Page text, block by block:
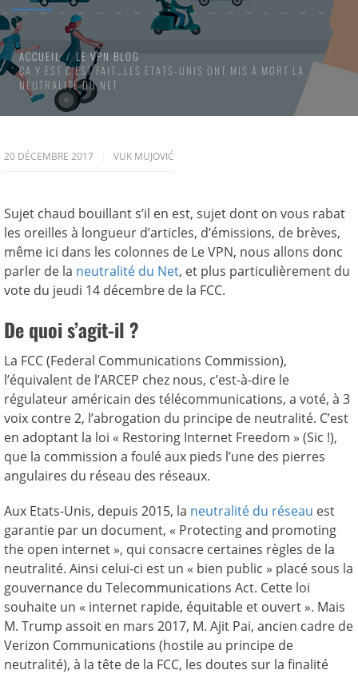
ACCUEIL
LE VPN BLOG
ÇA Y EST C’EST FAIT…LES ETATS-UNIS ONT MIS À MORT LA
NEUTRALITÉ DU NET
20 DÉCEMBRE 2017 VUK MUJOVIĆ
Sujet chaud bouillant s’il en est, sujet dont on vous rabat
les oreilles à longueur d’articles, d’émissions, de brèves,
même ici dans les colonnes de Le VPN, nous allons donc
parler de la neutralité du Net, et plus particulièrement du
vote du jeudi 14 décembre de la FCC.
De quoi s’agit-il ?
La FCC (Federal Communications Commission),
l’équivalent de l’ARCEP chez nous, c’est-à-dire le
régulateur américain des télécommunications, a voté, à 3
voix contre 2, l’abrogation du principe de neutralité. C’est
en adoptant la loi « Restoring Internet Freedom » (Sic !),
que la commission a foulé aux pieds l’une des pierres
angulaires du réseau des réseaux.
Aux Etats-Unis, depuis 2015, la neutralité du réseau est
garantie par un document, « Protecting and promoting
the open internet », qui consacre certaines règles de la
neutralité. Ainsi celui-ci est un « bien public » placé sous la
gouvernance du Telecommunications Act. Cette loi
souhaite un « internet rapide, équitable et ouvert ». Mais
M. Trump assoit en mars 2017, M. Ajit Pai, ancien cadre de
Verizon Communications (hostile au principe de
neutralité), à la tête de la FCC, les doutes sur la finalité